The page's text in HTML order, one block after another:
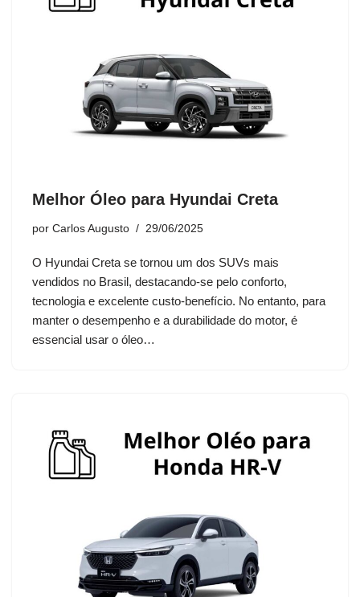
Melhor Óleo para Hyundai Creta
por Carlos Augusto 29/06/2025
O Hyundai Creta se tornou um dos SUVs mais
vendidos no Brasil, destacando-se pelo conforto,
tecnologia e excelente custo-benefício. No entanto, para
manter o desempenho e a durabilidade do motor, é
essencial usar o óleo…